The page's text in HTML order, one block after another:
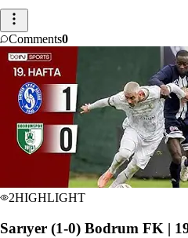
Comments0
2HIGHLIGHT
Sarıyer (1-0) Bodrum FK |